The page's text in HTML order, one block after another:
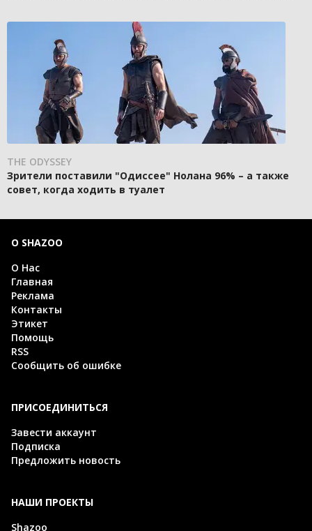
THE ODYSSEY
Зрители поставили "Одиссее" Нолана 96% – а также
совет, когда ходить в туалет
О SHAZOO
О Нас
Главная
Реклама
Контакты
Этикет
Помощь
RSS
Сообщить об ошибке
ПРИСОЕДИНИТЬСЯ
Завести аккаунт
Подписка
Предложить новость
НАШИ ПРОЕКТЫ
Shazoo